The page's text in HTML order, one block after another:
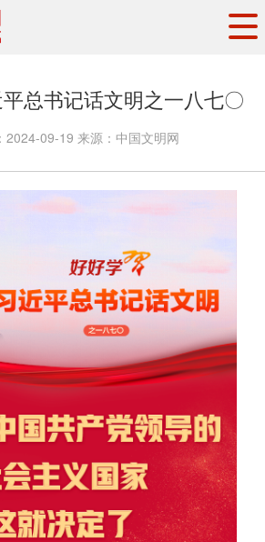
资讯联播
地方交流
文明实践
文明创建
文明影音 文明矩阵
总书记话文明之一八七〇
2024-09-19 来源： 中国文明网